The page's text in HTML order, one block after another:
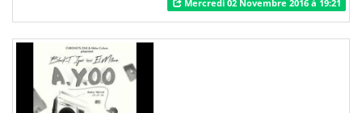
Mercredi 02 Novembre 2016 à 19:21